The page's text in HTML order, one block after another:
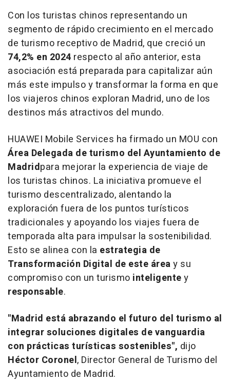
Con los turistas chinos representando un
segmento de rápido crecimiento en el mercado
de turismo receptivo de Madrid, que creció un
74,2% en 2024 respecto al año anterior, esta
asociación está preparada para capitalizar aún
más este impulso y transformar la forma en que
los viajeros chinos exploran Madrid, uno de los
destinos más atractivos del mundo.
HUAWEI Mobile Services ha firmado un MOU con
Área Delegada de turismo del Ayuntamiento de
Madridpara mejorar la experiencia de viaje de
los turistas chinos. La iniciativa promueve el
turismo descentralizado, alentando la
exploración fuera de los puntos turísticos
tradicionales y apoyando los viajes fuera de
temporada alta para impulsar la sostenibilidad.
Esto se alinea con la estrategia de
Transformación Digital de este áreay su
compromiso con un turismo inteligentey
responsable.
"Madrid está abrazando el futuro del turismo al
integrar soluciones digitales de vanguardia
con prácticas turísticas sostenibles", dijo
Héctor Coronel, Director General de Turismo del
Ayuntamiento de Madrid.